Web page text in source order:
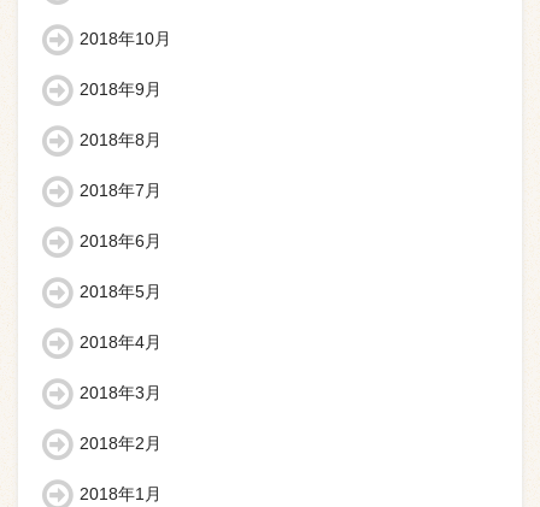
2018年10月
2018年9月
2018年8月
2018年7月
2018年6月
2018年5月
2018年4月
2018年3月
2018年2月
2018年1月